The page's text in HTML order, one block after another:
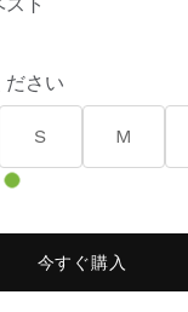
ださい
S M
今すぐ購入